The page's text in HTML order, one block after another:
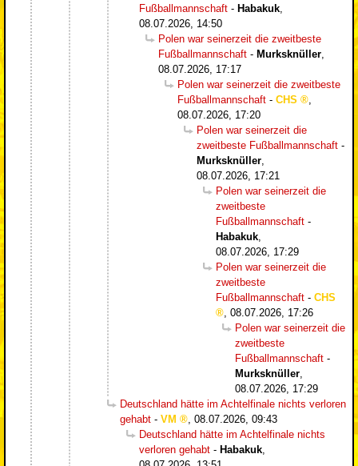
Fußballmannschaft - Habakuk
08.07.2026, 14:50
Polen war seinerzeit die zweitbeste
Fußballmannschaft - Murksknüller
08.07.2026, 17:17
Polen war seinerzeit die zweitbeste
Fußballmannschaft - CHS
08.07.2026, 17:20
Polen war seinerzeit die
zweitbeste Fußballmannschaft -
Murksknüller
08.07.2026, 17:21
Polen war seinerzeit die
zweitbeste
Fußballmannschaft -
Habakuk
08.07.2026, 17:29
Polen war seinerzeit die
zweitbeste
Fußballmannschaft - CHS
08.07.2026, 17:26
Polen war seinerzeit die
zweitbeste
Fußballmannschaft -
Murksknüller
08.07.2026, 17:29
Deutschland hätte im Achtelfinale nichts verloren
gehabt - VM
08.07.2026, 09:43
Deutschland hätte im Achtelfinale nichts
verloren gehabt - Habakuk